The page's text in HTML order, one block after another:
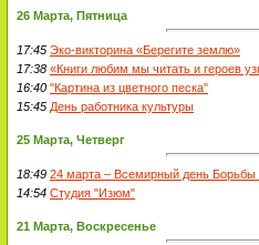
26 Марта, Пятница
17:45 Эко-викторина «Берегите землю»
17:38 «Книги любим мы читать и героев
16:40 "Картина из цветного песка"
15:45 День работника культуры
25 Марта, Четверг
18:49 24 марта – Всемирный день Борьбы
14:54 Студия "Изюм"
21 Марта, Воскресенье